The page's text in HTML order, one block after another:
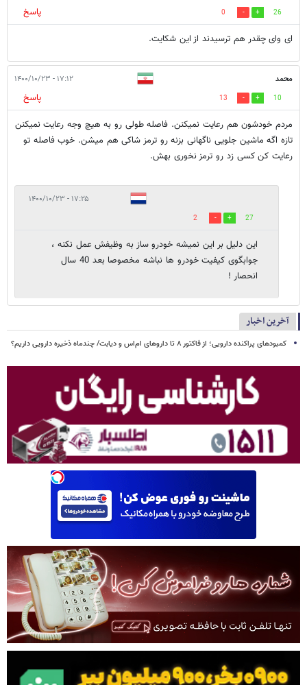
26
0
پاسخ
ای وای چقدر هم ترسیدند از این شکایت.
محمد ۱۷:۱۲ - ۱۴۰۰/۱۰/۲۳
10
13
پاسخ
مردم خودشون هم رعایت نمیکنن. فاصله طولی رو به هیچ وجه رعایت نمیکنن
تازه اگه ماشین جلویی ناگهانی بزنه رو ترمز شاکی هم میشن. خوب فاصله تو
رعایت کن کسی زد رو ترمز نخوری بهش.
۱۷:۲۵ - ۱۴۰۰/۱۰/۲۳
27
2
این دلیل بر این نمیشه خودرو ساز به وظیفش عمل نکنه ،
جوابگوی کیفیت خودرو ها نباشه مخصوصا بعد 40 سال
انحصار !
آخرین اخبار
کمبودهای پراکنده دارویی؛ از فاکتور ۸ تا داروهای ام‌اس و دیابت/ چندماه ذخیره دارویی داریم؟